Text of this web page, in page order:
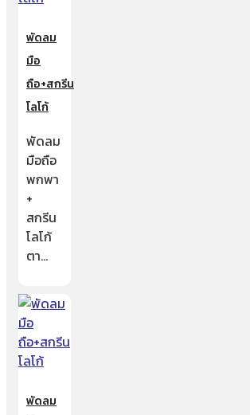
พัดลม
มือ
ถือ+สกรีน
โลโก้
พัดลม
มือถือ
พกพา
+
สกรีน
โลโก้
ตา…
พัดลม